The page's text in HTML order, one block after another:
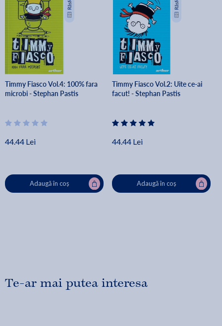
Timmy Fiasco Vol.4: 100% fara
microbi - Stephan Pastis
44.44 Lei
Adaugă în coș
Timmy Fiasco Vol.2: Uite ce-ai
facut! - Stephan Pastis
44.44 Lei
Adaugă în coș
Te-ar mai putea interesa